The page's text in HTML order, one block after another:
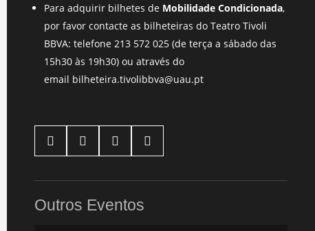
Para adquirir bilhetes de Mobilidade Condicionada,
por favor contacte as bilheteiras do Teatro Tivoli
BBVA: telefone213 572 025 (de terça a sábado das
15h30 às 19h30) ou através do
email bilheteira.tivolibbva@uau.pt
   
Outros Eventos